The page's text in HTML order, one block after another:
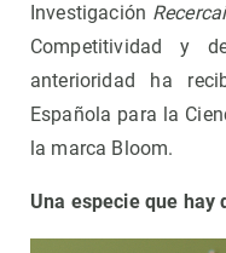
Investigación
Competitividad y
anterioridad ha
Española para la
la marca Bloom.
Una especie que hay